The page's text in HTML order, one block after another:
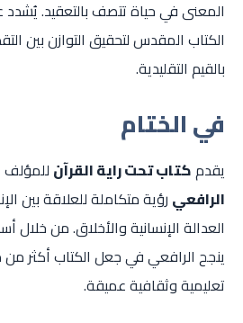
المعنى في حياة تتصف بالتعقيد.
الكتاب المقدس لتحقيق التوازن بين
بالقيم التقليدية.
في الختام
يقدمكتاب تحت راية القرآن للمؤلف
الرافعي رؤية متكاملة للعلاقة بين
العدالة الإنسانية والأخلاق. من خلال
ينجح الرافعي في جعل الكتاب أكثر
تعليمية وثقافية عميقة.